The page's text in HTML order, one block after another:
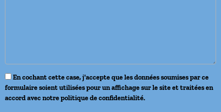
En cochant cette case, j'accepte que les données soumises par ce
formulaire soient utilisées pour un affichage sur le site et traitées en
accord avec notre politique de confidentialité.